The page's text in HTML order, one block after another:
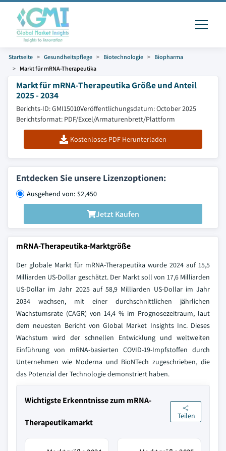
Startseite Gesundheitspflege Biotechnologie
Biopharma
Markt für mRNA-Therapeutika
Markt für mRNA-Therapeutika Größe und Anteil
2025 - 2034
Berichts-ID: GMI15010Veröffentlichungsdatum: October 2025
Berichtsformat: PDF/Excel/Armaturenbrett/Plattform
Kostenloses PDF Herunterladen
Entdecken Sie unsere Lizenzoptionen:
Ausgehend von: $2,450
Jetzt Kaufen
mRNA-Therapeutika-Marktgröße
Der globale Markt für mRNA-Therapeutika wurde 2024 auf 15,5
Milliarden US-Dollar geschätzt. Der Markt soll von 17,6 Milliarden
US-Dollar im Jahr 2025 auf 58,9 Milliarden US-Dollar im Jahr
2034 wachsen, mit einer durchschnittlichen jährlichen
Wachstumsrate (CAGR) von 14,4 % im Prognosezeitraum, laut
dem neuesten Bericht von Global Market Insights Inc. Dieses
Wachstum wird der schnellen Entwicklung und weltweiten
Einführung von mRNA-basierten COVID-19-Impfstoffen durch
Unternehmen wie Moderna und BioNTech zugeschrieben, die
das Potenzial der Technologie demonstriert haben.
Wichtigste Erkenntnisse zum mRNA-
Therapeutikamarkt
Teilen